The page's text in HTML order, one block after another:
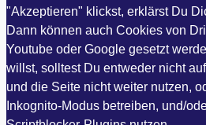
"Akzeptieren" klickst, erklärst Du
Dann können auch Cookies von
Youtube oder Google gesetzt
willst, solltest Du entweder nicht
und die Seite nicht weiter nutzen,
Inkognito-Modus betreiben, und/